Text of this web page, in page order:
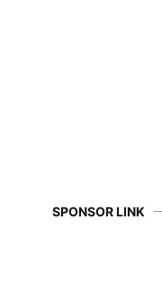
SPONSOR LINK